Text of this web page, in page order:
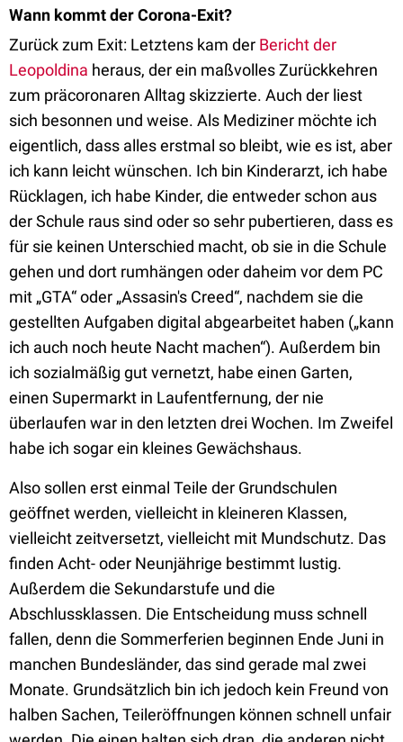
Wann kommt der Corona-Exit?
Zurück zum Exit: Letztens kam der Bericht der
Leopoldina heraus, der ein maßvolles Zurückkehren
zum präcoronaren Alltag skizzierte. Auch der liest
sich besonnen und weise. Als Mediziner möchte ich
eigentlich, dass alles erstmal so bleibt, wie es ist, aber
ich kann leicht wünschen. Ich bin Kinderarzt, ich habe
Rücklagen, ich habe Kinder, die entweder schon aus
der Schule raus sind oder so sehr pubertieren, dass es
für sie keinen Unterschied macht, ob sie in die Schule
gehen und dort rumhängen oder daheim vor dem PC
mit „GTA“ oder „Assasin's Creed“, nachdem sie die
gestellten Aufgaben digital abgearbeitet haben („kann
ich auch noch heute Nacht machen“). Außerdem bin
ich sozialmäßig gut vernetzt, habe einen Garten,
einen Supermarkt in Laufentfernung, der nie
überlaufen war in den letzten drei Wochen. Im Zweifel
habe ich sogar ein kleines Gewächshaus.
Also sollen erst einmal Teile der Grundschulen
geöffnet werden, vielleicht in kleineren Klassen,
vielleicht zeitversetzt, vielleicht mit Mundschutz. Das
finden Acht- oder Neunjährige bestimmt lustig.
Außerdem die Sekundarstufe und die
Abschlussklassen. Die Entscheidung muss schnell
fallen, denn die Sommerferien beginnen Ende Juni in
manchen Bundesländer, das sind gerade mal zwei
Monate. Grundsätzlich bin ich jedoch kein Freund von
halben Sachen, Teileröffnungen können schnell unfair